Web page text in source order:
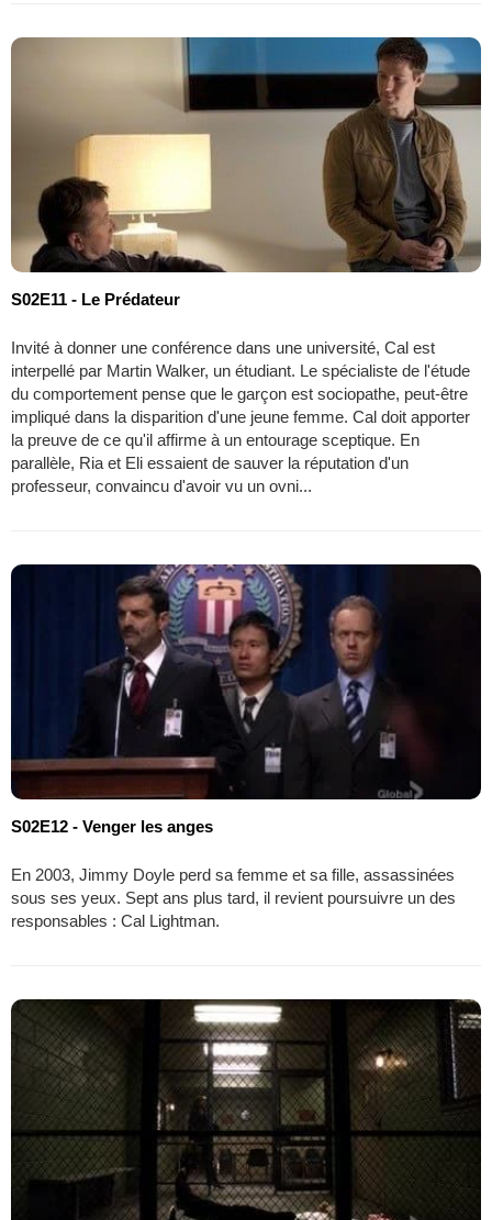
S02E11 - Le Prédateur
Invité à donner une conférence dans une université, Cal est
interpellé par Martin Walker, un étudiant. Le spécialiste de l'étude
du comportement pense que le garçon est sociopathe, peut-être
impliqué dans la disparition d'une jeune femme. Cal doit apporter
la preuve de ce qu'il affirme à un entourage sceptique. En
parallèle, Ria et Eli essaient de sauver la réputation d'un
professeur, convaincu d'avoir vu un ovni...
S02E12 - Venger les anges
En 2003, Jimmy Doyle perd sa femme et sa fille, assassinées
sous ses yeux. Sept ans plus tard, il revient poursuivre un des
responsables : Cal Lightman.